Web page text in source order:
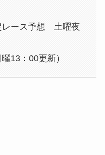
レース予想 土曜夜
13：00更新）